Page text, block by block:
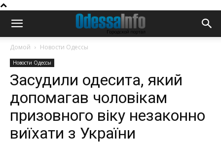
Домой Новости Одессы
Новости Одессы
Засудили одесита, який
допомагав чоловікам
призовного віку незаконно
виїхати з України